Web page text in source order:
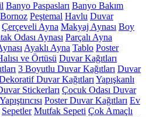
Banyo Paspasları Banyo Bakım
Bornoz Peştemal Havlu Duvar
Çerçeveli Ayna Makyaj Aynası Boy
Odası Aynası Parçalı Ayna
Ayaklı Ayna Tablo Poster
ve Örtüsü Duvar Kağıtları
3 Boyutlu Duvar Kağıtları Duvar
Duvar Kağıtları Yapışkanlı
Stickerları Çocuk Odası Duvar
Poster Duvar Kağıtları Ev
Sepetler Mutfak Sepeti Çok Amaçlı